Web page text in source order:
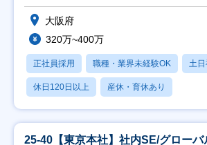
大阪府
320万~400万
正社員採用 職種・業界未経験OK 土
休日120日以上 産休・育休あり
25-40【東京本社】社内SE/グローバ